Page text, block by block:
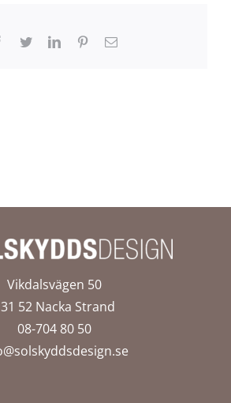
Facebook
TwitterLinkedInPinterest
E-
Vikdalsvägen 50
52 Nacka Strand
08-704 80 50